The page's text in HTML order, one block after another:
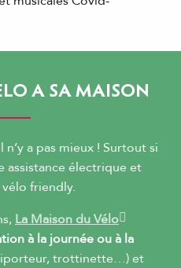
A SA MAISON
a pas mieux ! Surtout si
assistance électrique et
friendly.
La Maison du Vélo
à la journée ou à la
trottinette…) et